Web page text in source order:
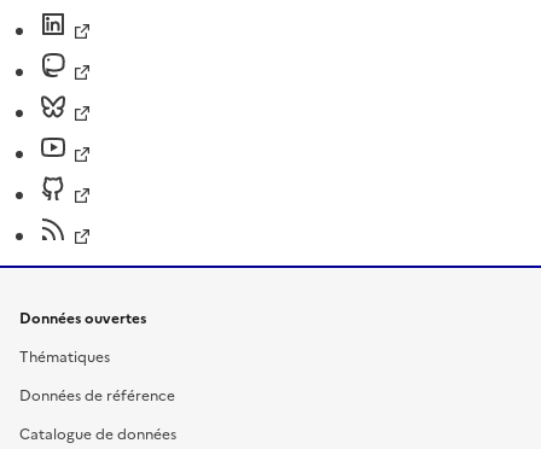
Données ouvertes
Thématiques
Données de référence
Catalogue de données